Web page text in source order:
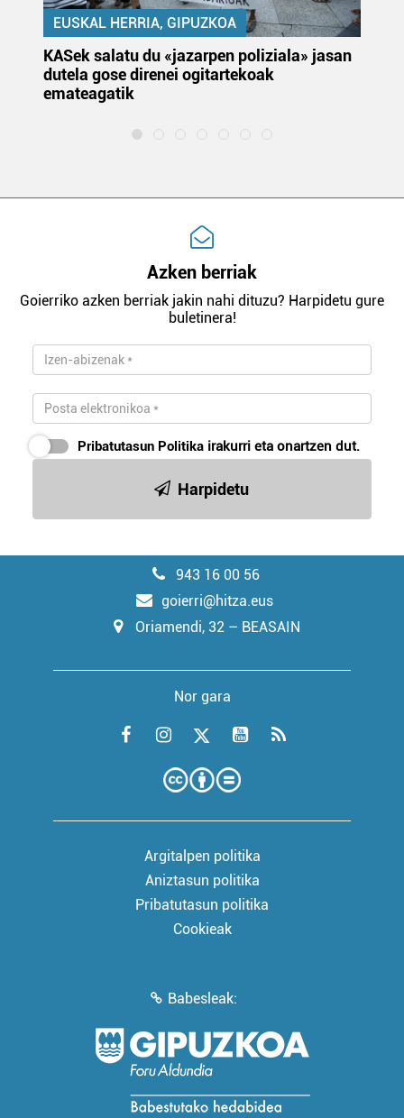
EUSKAL HERRIA, GIPUZKOA
KASek salatu du «jazarpen poliziala» jasan
dutela gose direnei ogitartekoak
emateagatik
Azken berriak
Goierriko azken berriak jakin nahi dituzu? Harpidetu gure
buletinera!
Pribatutasun Politika irakurri eta onartzen dut.
Harpidetu
943 16 00 56
goierri@hitza.eus
Oriamendi, 32 – BEASAIN
Nor gara
Argitalpen politika
Aniztasun politika
Pribatutasun politika
Cookieak
Babesleak: